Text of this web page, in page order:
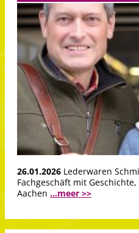
26.01.2026 Lederwaren
Fachgeschäft mit
Aachen ...meer >>